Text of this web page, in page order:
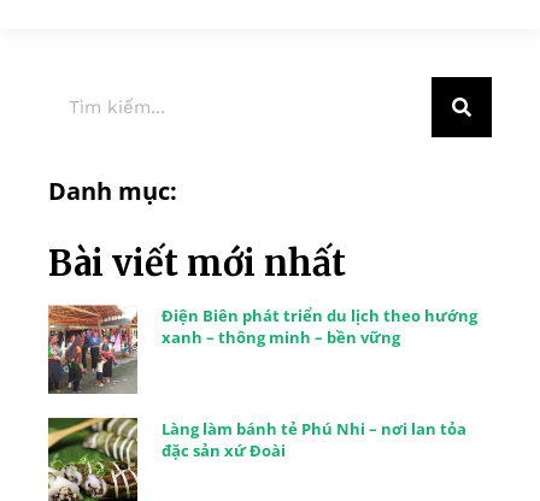
Danh mục:
Bài viết mới nhất
Điện Biên phát triển du lịch theo hướng
xanh – thông minh – bền vững
Làng làm bánh tẻ Phú Nhi – nơi lan tỏa
đặc sản xứ Đoài